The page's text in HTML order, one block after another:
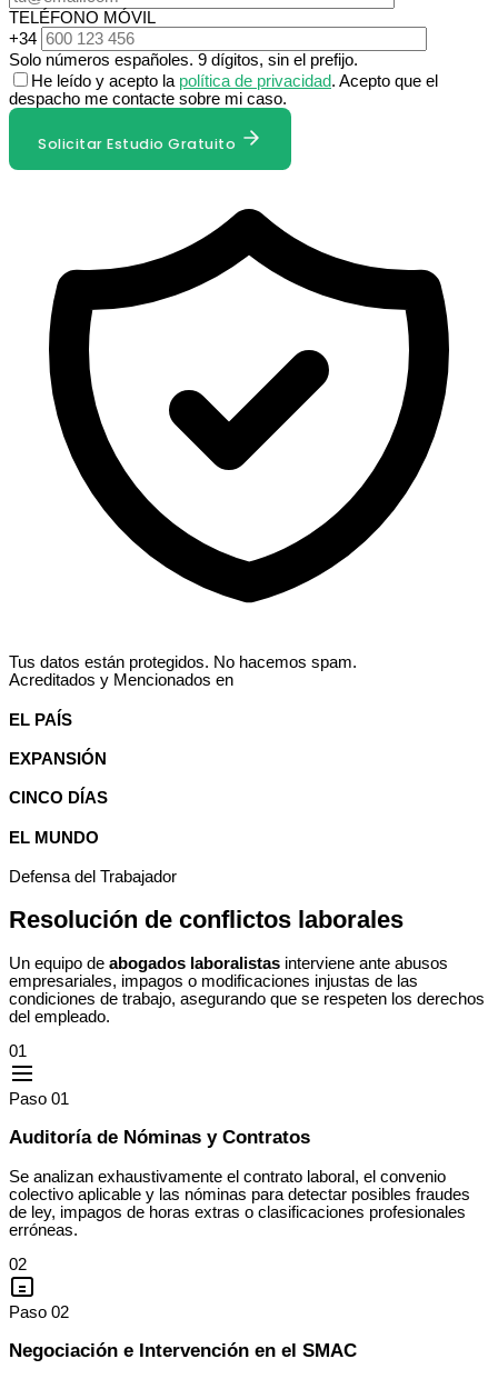
TELÉFONO MÓVIL
+34
Solo números españoles. 9 dígitos, sin el prefijo.
He leído y acepto la política de privacidad. Acepto que el
despacho me contacte sobre mi caso.
Solicitar Estudio Gratuito
Tus datos están protegidos. No hacemos spam.
Acreditados y Mencionados en
EL PAÍS
EXPANSIÓN
CINCO DÍAS
EL MUNDO
Defensa del Trabajador
Resolución de conflictos laborales
Un equipo de abogados laboralistas interviene ante abusos
empresariales, impagos o modificaciones injustas de las
condiciones de trabajo, asegurando que se respeten los derechos
del empleado.
01
Paso 01
Auditoría de Nóminas y Contratos
Se analizan exhaustivamente el contrato laboral, el convenio
colectivo aplicable y las nóminas para detectar posibles fraudes
de ley, impagos de horas extras o clasificaciones profesionales
erróneas.
02
Paso 02
Negociación e Intervención en el SMAC